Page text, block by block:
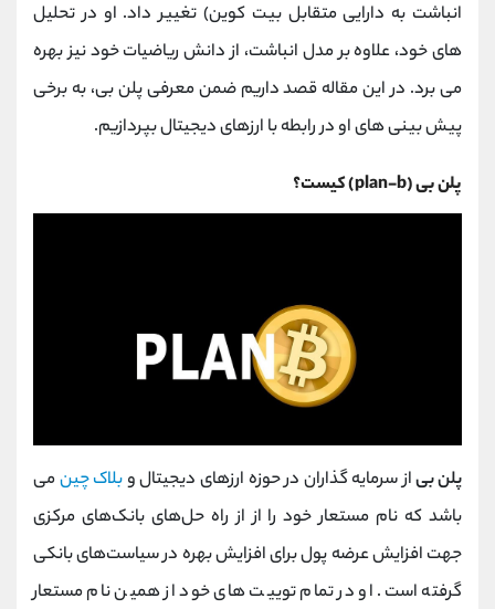
انباشت به دارایی متقابل بیت کوین) تغییر داد. او در تحلیل
های خود، علاوه بر مدل انباشت، از دانش ریاضیات خود نیز بهره
می برد. در این مقاله قصد داریم ضمن معرفی پلن بی، به برخی
پیش بینی های او در رابطه با ارزهای دیجیتال بپردازیم.
پلن بی (plan-b) کیست؟
پلن بیاز سرمایه گذاران در حوزه ارزهای دیجیتال وبلاک چینمی
باشد که نام مستعار خود را از از راه‌ حل‌های بانک‌های مرکزی
جهت افزایش عرضه پول برای افزایش بهره در سیاست‌های بانکی
گرفته است. او در تمام توییت های خود از همین نام مستعار